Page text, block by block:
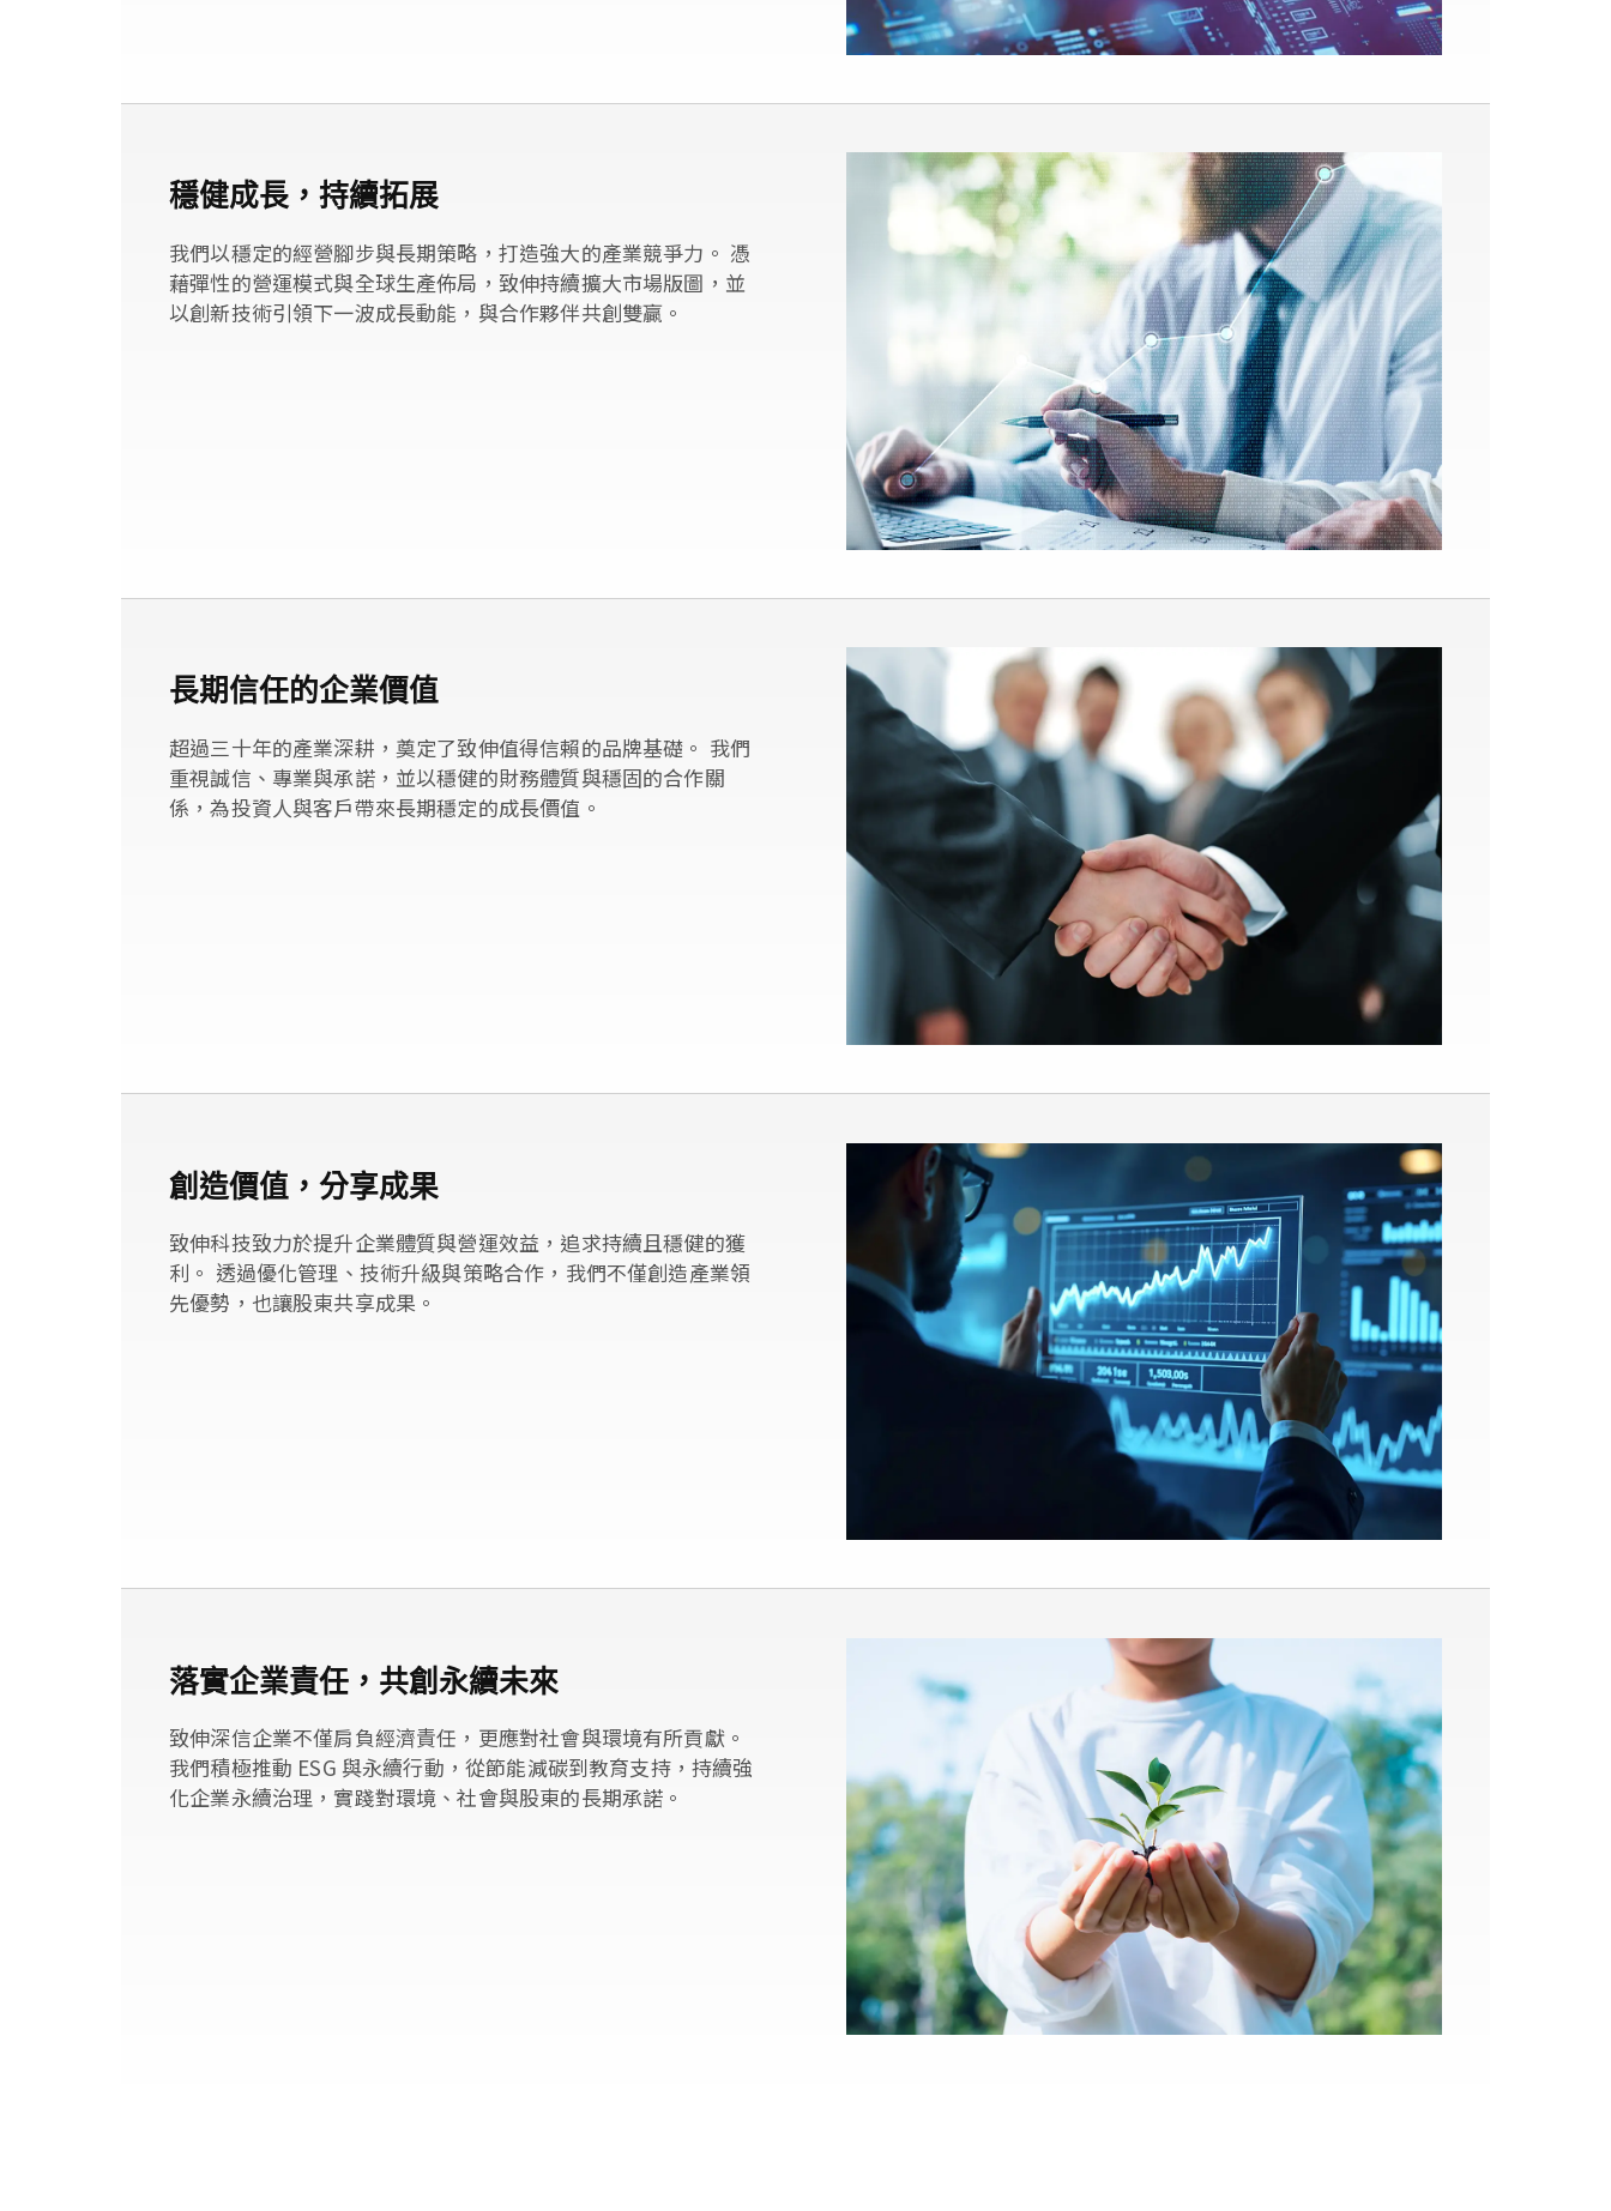
穩健成長，持續拓展
我們以穩定的經營腳步與長期策略，打造強大的產業競爭力。 憑
藉彈性的營運模式與全球生產佈局，致伸持續擴大市場版圖，並
以創新技術引領下一波成長動能，與合作夥伴共創雙贏。
長期信任的企業價值
超過三十年的產業深耕，奠定了致伸值得信賴的品牌基礎。 我們
重視誠信、專業與承諾，並以穩健的財務體質與穩固的合作關
係，為投資人與客戶帶來長期穩定的成長價值。
創造價值，分享成果
致伸科技致力於提升企業體質與營運效益，追求持續且穩健的獲
利。 透過優化管理、技術升級與策略合作，我們不僅創造產業領
先優勢，也讓股東共享成果。
落實企業責任，共創永續未來
致伸深信企業不僅肩負經濟責任，更應對社會與環境有所貢獻。
我們積極推動 ESG 與永續行動，從節能減碳到教育支持，持續強
化企業永續治理，實踐對環境、社會與股東的長期承諾。